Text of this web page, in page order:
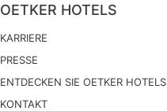
OETKER HOTELS
KARRIERE
PRESSE
ENTDECKEN SIE OETKER HOTELS
KONTAKT